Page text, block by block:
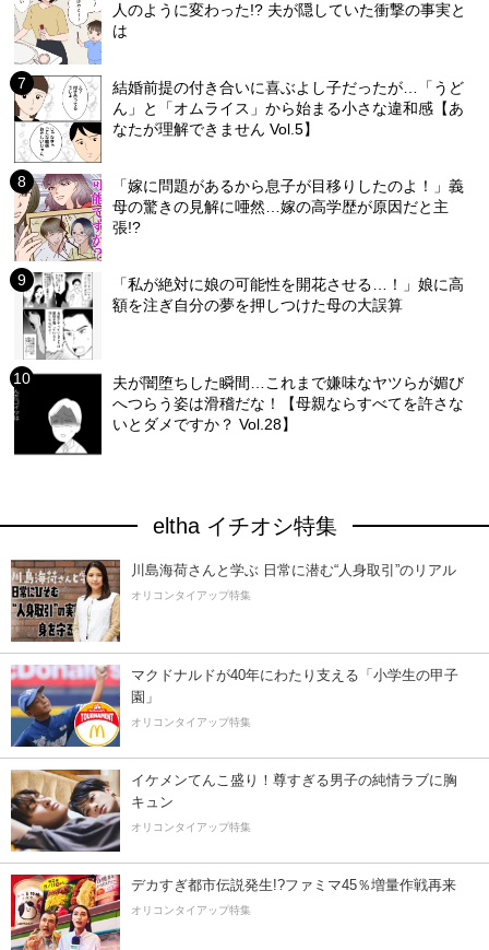
人のように変わった!? 夫が隠していた衝撃の事実と
は
結婚前提の付き合いに喜ぶよし子だったが…「うど
ん」と「オムライス」から始まる小さな違和感【あ
なたが理解できません Vol.5】
「嫁に問題があるから息子が目移りしたのよ！」義
母の驚きの見解に唖然…嫁の高学歴が原因だと主
張!?
「私が絶対に娘の可能性を開花させる…！」娘に高
額を注ぎ自分の夢を押しつけた母の大誤算
夫が闇堕ちした瞬間…これまで嫌味なヤツらが媚び
へつらう姿は滑稽だな！【母親ならすべてを許さな
いとダメですか？ Vol.28】
eltha イチオシ特集
川島海荷さんと学ぶ 日常に潜む“人身取引”のリアル
オリコンタイアップ特集
マクドナルドが40年にわたり支える「小学生の甲子
園」
オリコンタイアップ特集
イケメンてんこ盛り！尊すぎる男子の純情ラブに胸
キュン
オリコンタイアップ特集
デカすぎ都市伝説発生!?ファミマ45％増量作戦再来
オリコンタイアップ特集